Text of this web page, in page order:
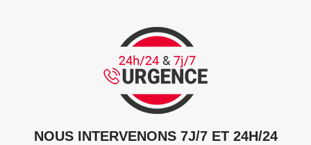
NOUS INTERVENONS 7J/7 ET 24H/24